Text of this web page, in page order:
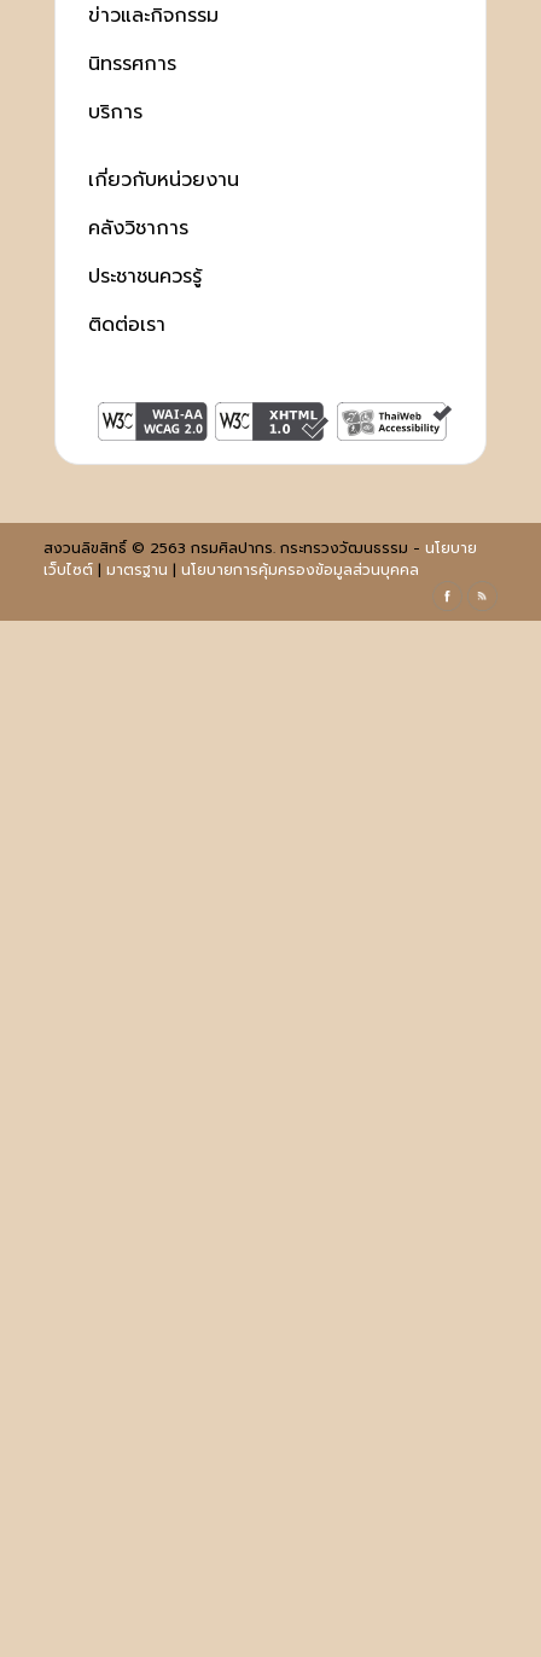
ข่าวและกิจกรรม
นิทรรศการ
บริการ
เกี่ยวกับหน่วยงาน
คลังวิชาการ
ประชาชนควรรู้
ติดต่อเรา
สงวนลิขสิทธิ์ © 2563 กรมศิลปากร. กระทรวงวัฒนธรรม - นโยบาย
เว็บไซต์| มาตรฐาน | นโยบายการคุ้มครองข้อมูลส่วนบุคคล